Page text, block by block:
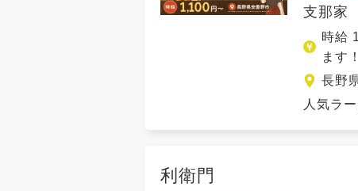
支那家
時給
ます
長野
人気ラ
利衛門